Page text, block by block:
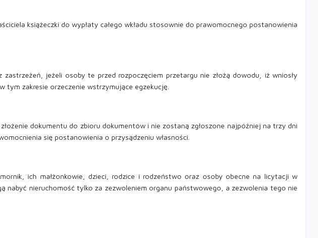
książeczki do wypłaty całego wkładu stosownie do prawomocnego postanowienia
jeżeli osoby te przed rozpoczęciem przetargu nie złożą dowodu, iż wniosły
zakresie orzeczenie wstrzymujące egzekucję.
dokumentu do zbioru dokumentów i nie zostaną zgłoszone najpóźniej na trzy dni
się postanowienia o przysądzeniu własności.
ich małżonkowie, dzieci, rodzice i rodzeństwo oraz osoby obecne na licytacji w
nieruchomość tylko za zezwoleniem organu państwowego, a zezwolenia tego nie